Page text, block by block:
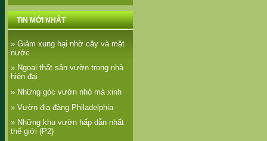
TIN MỚI NHẤT
» Giảm xung hại nhờ cây và mặt
nước
» Ngoại thất sân vườn trong nhà
hiện đại
» Những góc vườn nhỏ mà xinh
» Vườn địa đàng Philadelphia
» Những khu vườn hấp dẫn nhất
thế giới (P2)